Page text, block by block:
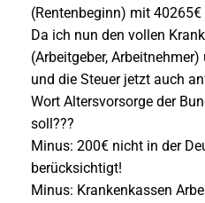
(Rentenbeginn) mit
Da ich nun den vollen
(Arbeitgeber,
und die Steuer jetzt auch
Wort Altersvorsorge der
soll???
Minus: 200€ nicht in der
berücksichtigt!
Minus: Krankenkassen